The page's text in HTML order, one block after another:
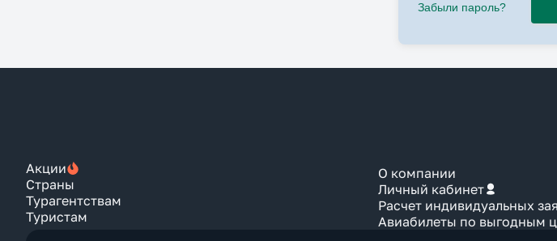
Забыли пароль?
Акции
Страны
Турагентствам
Туристам
О компании
Личный кабинет
Расчет индивидуальных
Авиабилеты по выгодным